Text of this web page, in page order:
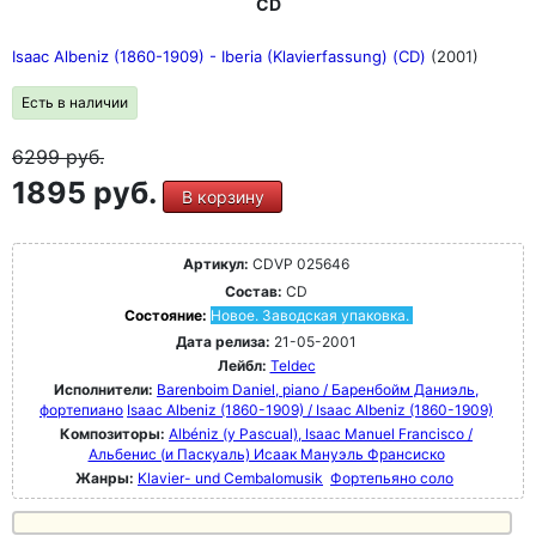
CD
Isaac Albeniz (1860-1909) - Iberia (Klavierfassung) (CD) (2001)
Есть в наличии
6299руб.
1895 руб. В корзину
Артикул: CDVP 025646
Состав: CD
Состояние: Новое. Заводская упаковка.
Дата релиза: 21-05-2001
Лейбл: Teldec
Исполнители: Barenboim Daniel, piano / Баренбойм Даниэль,
фортепиано Isaac Albeniz (1860-1909) / Isaac Albeniz (1860-1909)
Композиторы: Albéniz (y Pascual), Isaac Manuel Francisco /
Альбенис (и Паскуаль) Исаак Мануэль Франсиско
Жанры: Klavier- und Cembalomusik Фортепьяно соло